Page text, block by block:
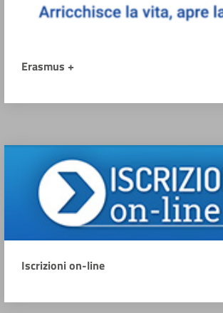
Erasmus +
Iscrizioni on-line